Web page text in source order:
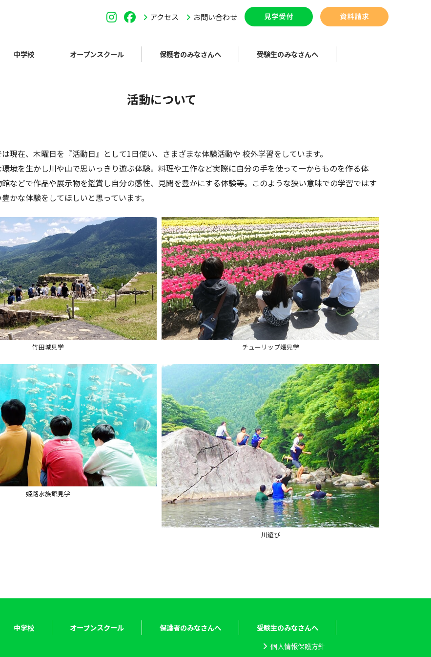
アクセス お問い合わせ
中学校 オープンスクール 保護者のみなさんへ 受験生のみなさんへ
活動について
現在、木曜日を『活動日』として1日使い、さまざまな体験活動や 校外学習をしています。
境を生かし川や山で思いっきり遊ぶ体験。料理や工作など実際に自分の手を使って一からものを作る体
などで作品や展示物を鑑賞し自分の感性、見聞を豊かにする体験等。このような狭い意味での学習ではす
かな体験をしてほしいと思っています。
竹田城見学 チューリップ畑見学
姫路水族館見学
川遊び
中学校 オープンスクール 保護者のみなさんへ
受験生のみなさんへ
個人情報保護方針